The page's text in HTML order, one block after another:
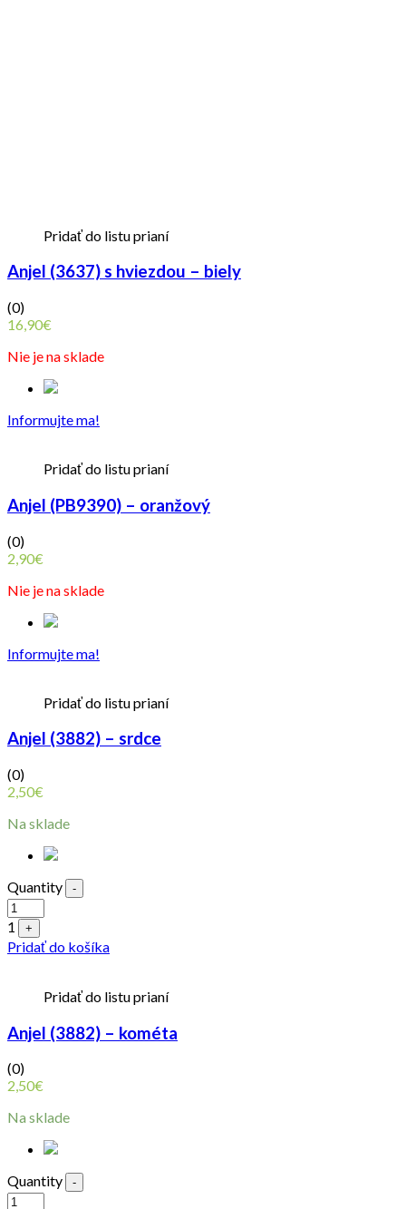
Pridať do listu prianí
Anjel (3637) s hviezdou – biely
(0)
16,90€
Nie je na sklade
Informujte ma!
Pridať do listu prianí
Anjel (PB9390) – oranžový
(0)
2,90€
Nie je na sklade
Informujte ma!
Pridať do listu prianí
Anjel (3882) – srdce
(0)
2,50€
Na sklade
Quantity -
1 +
Pridať do košíka
Pridať do listu prianí
Anjel (3882) – kométa
(0)
2,50€
Na sklade
Quantity -